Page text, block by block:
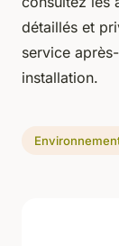
détaillés et
service
installation.